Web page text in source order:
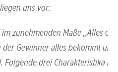
uns vor:
zunehmenden Maße „Alles
Gewinner alles bekommt und
Folgende drei Charakteristika